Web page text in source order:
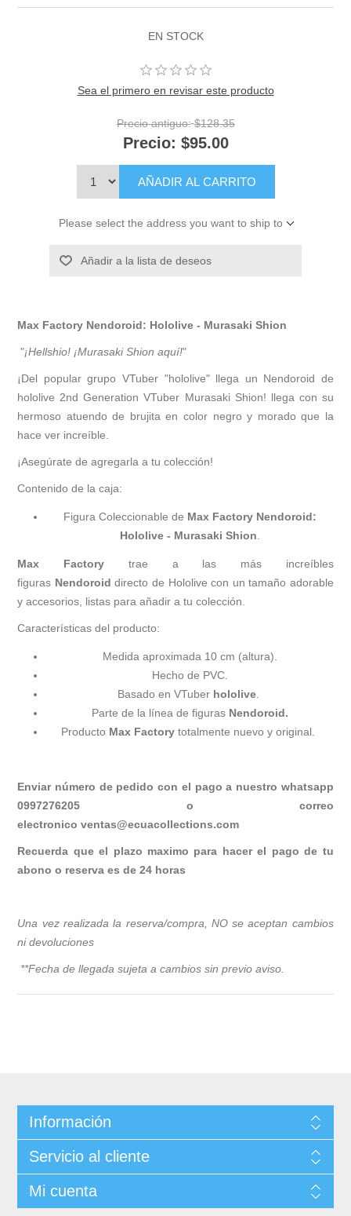
EN STOCK
Sea el primero en revisar este producto
Precio antiguo: $128.35
Precio: $95.00
AÑADIR AL CARRITO
Please select the address you want to ship to
Añadir a la lista de deseos
Max Factory Nendoroid: Hololive - Murasaki Shion
"¡Hellshio! ¡Murasaki Shion aquí!"
¡Del popular grupo VTuber "hololive" llega un Nendoroid de
hololive 2nd Generation VTuber Murasaki Shion! llega con su
hermoso atuendo de brujita en color negro y morado que la
hace ver increíble.
¡Asegúrate de agregarla a tu colección!
Contenido de la caja:
Figura Coleccionable de Max Factory Nendoroid:
Hololive - Murasaki Shion
Max Factory trae a las más increíbles
figuras Nendoroid directo de Hololive con un tamaño adorable
y accesorios, listas para añadir a tu colección.
Características del producto:
Medida aproximada 10 cm (altura).
Hecho de PVC.
Basado en VTuber hololive.
Parte de la línea de figuras Nendoroid.
Producto Max Factory totalmente nuevo y original.
Enviar número de pedido con el pago a nuestro whatsapp
0997276205 o correo
electronicoventas@ecuacollections.com
Recuerda que el plazo maximo para hacer el pago de tu
abono o reserva es de 24 horas
Una vez realizada la reserva/compra, NO se aceptan cambios
ni devoluciones
**Fecha de llegada sujeta a cambios sin previo aviso.
Información
Servicio al cliente
Mi cuenta